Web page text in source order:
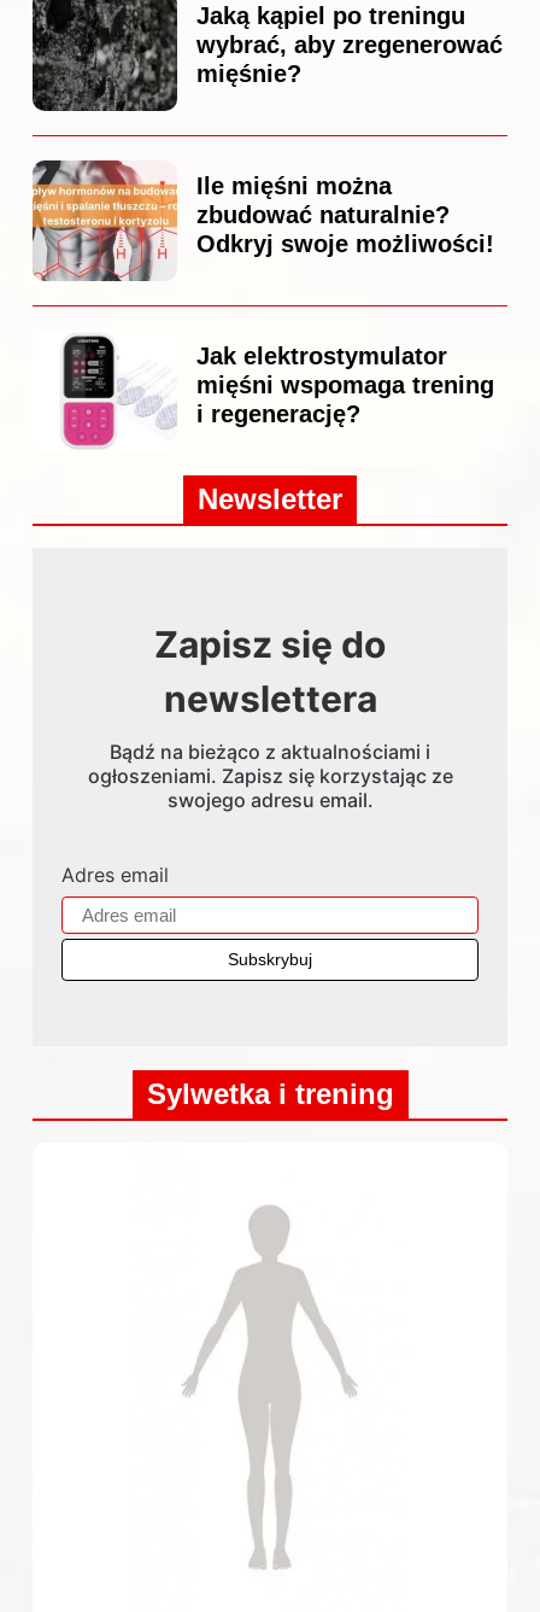
Jaką kąpiel po treningu
wybrać, aby zregenerować
mięśnie?
Ile mięśni można
zbudować naturalnie?
Odkryj swoje możliwości!
Jak elektrostymulator
mięśni wspomaga trening
i regenerację?
Newsletter
Zapisz się do
newslettera
Bądź na bieżąco z aktualnościami i
ogłoszeniami. Zapisz się korzystając ze
swojego adresu email.
Adres email
Sylwetka i trening